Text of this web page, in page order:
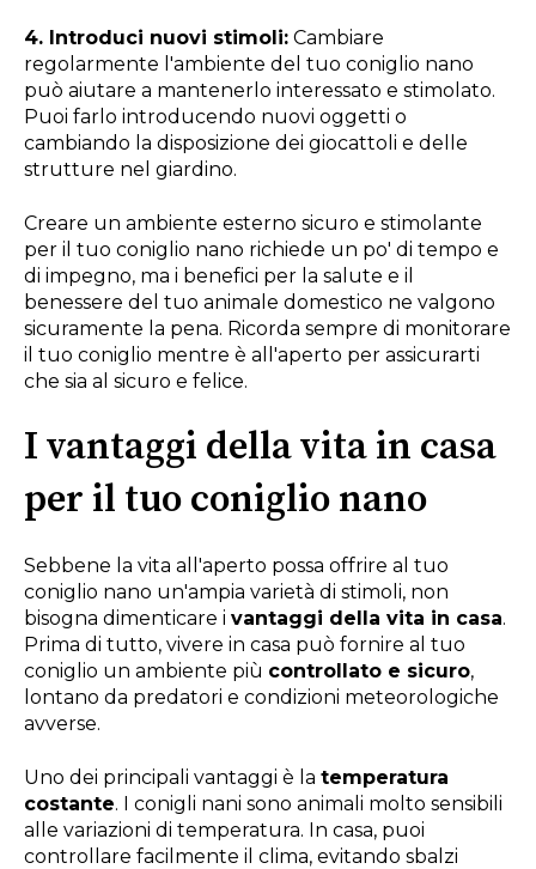
4. Introduci nuovi stimoli: Cambiare
regolarmente l'ambiente del tuo coniglio nano
può aiutare a mantenerlo interessato e stimolato.
Puoi farlo introducendo nuovi oggetti o
cambiando la disposizione dei giocattoli e delle
strutture nel giardino.
Creare un ambiente esterno sicuro e stimolante
per il tuo coniglio nano richiede un po' di tempo e
di impegno, ma i benefici per la salute e il
benessere del tuo animale domestico ne valgono
sicuramente la pena. Ricorda sempre di monitorare
il tuo coniglio mentre è all'aperto per assicurarti
che sia al sicuro e felice.
I vantaggi della vita in casa
per il tuo coniglio nano
Sebbene la vita all'aperto possa offrire al tuo
coniglio nano un'ampia varietà di stimoli, non
bisogna dimenticare i vantaggi della vita in casa.
Prima di tutto, vivere in casa può fornire al tuo
coniglio un ambiente più controllato e sicuro,
lontano da predatori e condizioni meteorologiche
avverse.
Uno dei principali vantaggi è la temperatura
costante. I conigli nani sono animali molto sensibili
alle variazioni di temperatura. In casa, puoi
controllare facilmente il clima, evitando sbalzi